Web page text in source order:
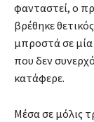
φανταστεί, ο
βρέθηκε
μπροστά σε μία
που δεν
κατάφερε.
Μέσα σε μόλις